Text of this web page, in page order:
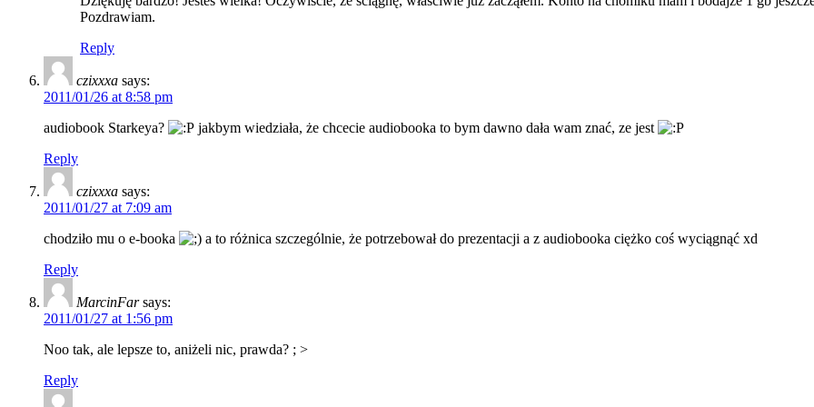
Pozdrawiam.
Reply
czixxxa says:
2011/01/26 at 8:58 pm
audiobook Starkeya?
jakbym wiedziała, że chcecie audiobooka to bym dawno dała wam znać, ze jest
Reply
czixxxa says:
2011/01/27 at 7:09 am
chodziło mu o e-booka
a to różnica szczególnie, że potrzebował do prezentacji a z audiobooka ciężko coś wyciągnąć xd
Reply
MarcinFar says:
2011/01/27 at 1:56 pm
Noo tak, ale lepsze to, aniżeli nic, prawda? ; >
Reply